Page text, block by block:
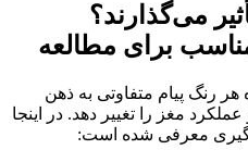
می‌گذارند؟
برای مطالعه
رنگ پیام متفاوتی به ذهن
مغز را تغییر دهد. در اینجا
معرفی شده است: